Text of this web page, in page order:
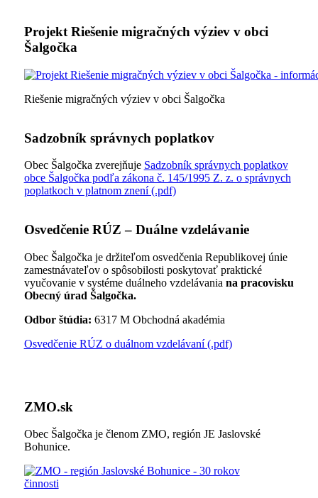
Projekt Riešenie migračných výziev v obci
Šalgočka
Riešenie migračných výziev v obci Šalgočka
Sadzobník správnych poplatkov
Obec Šalgočka zverejňuje Sadzobník správnych poplatkov
obce Šalgočka podľa zákona č. 145/1995 Z. z. o správnych
poplatkoch v platnom znení (.pdf)
Osvedčenie RÚZ – Duálne vzdelávanie
Obec Šalgočka je držiteľom osvedčenia Republikovej únie
zamestnávateľov o spôsobilosti poskytovať praktické
vyučovanie v systéme duálneho vzdelávania na pracovisku
Obecný úrad Šalgočka.
Odbor štúdia: 6317 M Obchodná akadémia
Osvedčenie RÚZ o duálnom vzdelávaní (.pdf)
ZMO.sk
Obec Šalgočka je členom ZMO, región JE Jaslovské
Bohunice.